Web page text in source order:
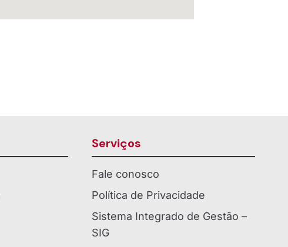
Serviços
Fale conosco
Política de Privacidade
Sistema Integrado de Gestão –
SIG